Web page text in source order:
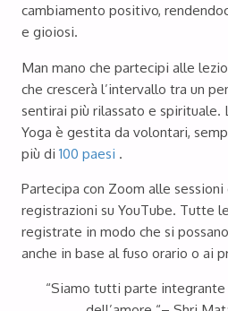
cambiamento positivo,
e gioiosi.
Man mano che partecipi alle
che crescerà l’intervallo tra un
sentirai più rilassato e spirituale.
Yoga è gestita da volontari,
più di 100 paesi .
Partecipa con Zoom alle
registrazioni su YouTube. Tutte
registrate in modo che si
anche in base al fuso orario o ai
“Siamo tutti parte integrante